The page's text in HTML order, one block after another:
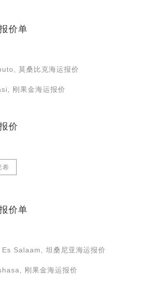
价单
莫桑比克海运报价
刚果金海运报价
价
希
价单
Salaam, 坦桑尼亚海运报价
刚果金海运报价